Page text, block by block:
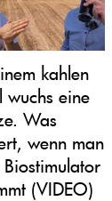
kahlen
wuchs eine
Was
wenn man
(VIDEO)